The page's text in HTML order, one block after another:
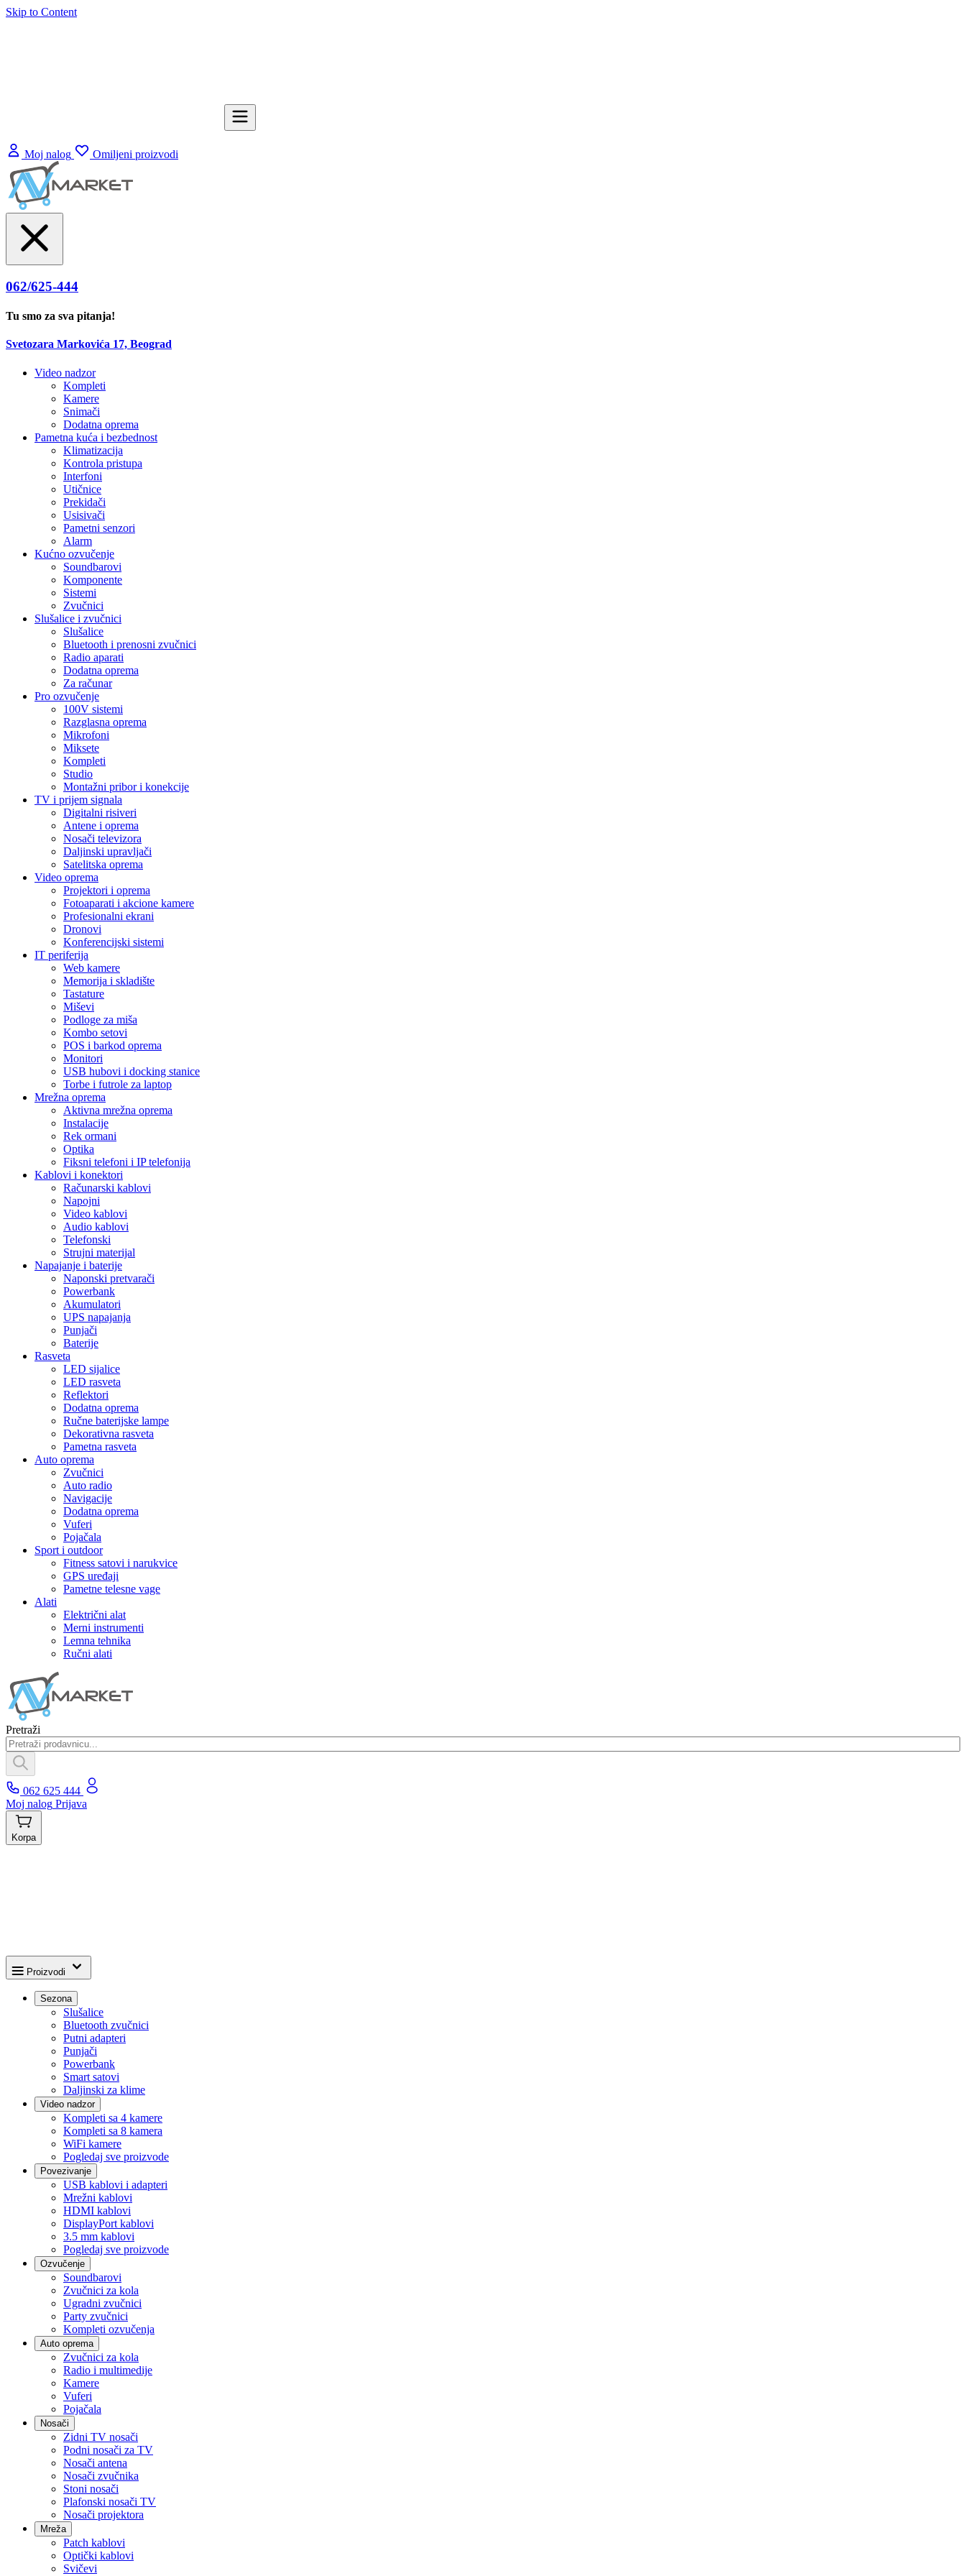
Skip to Content
Moj nalog Omiljeni proizvodi
062/625-444
Tu smo za sva pitanja!
Svetozara Markovića 17, Beograd
Video nadzor
Kompleti
Kamere
Snimači
Dodatna oprema
Pametna kuća i bezbednost
Klimatizacija
Kontrola pristupa
Interfoni
Utičnice
Prekidači
Usisivači
Pametni senzori
Alarm
Kućno ozvučenje
Soundbarovi
Komponente
Sistemi
Zvučnici
Slušalice i zvučnici
Slušalice
Bluetooth i prenosni zvučnici
Radio aparati
Dodatna oprema
Za računar
Pro ozvučenje
100V sistemi
Razglasna oprema
Mikrofoni
Miksete
Kompleti
Studio
Montažni pribor i konekcije
TV i prijem signala
Digitalni risiveri
Antene i oprema
Nosači televizora
Daljinski upravljači
Satelitska oprema
Video oprema
Projektori i oprema
Fotoaparati i akcione kamere
Profesionalni ekrani
Dronovi
Konferencijski sistemi
IT periferija
Web kamere
Memorija i skladište
Tastature
Miševi
Podloge za miša
Kombo setovi
POS i barkod oprema
Monitori
USB hubovi i docking stanice
Torbe i futrole za laptop
Mrežna oprema
Aktivna mrežna oprema
Instalacije
Rek ormani
Optika
Fiksni telefoni i IP telefonija
Kablovi i konektori
Računarski kablovi
Napojni
Video kablovi
Audio kablovi
Telefonski
Strujni materijal
Napajanje i baterije
Naponski pretvarači
Powerbank
Akumulatori
UPS napajanja
Punjači
Baterije
Rasveta
LED sijalice
LED rasveta
Reflektori
Dodatna oprema
Ručne baterijske lampe
Dekorativna rasveta
Pametna rasveta
Auto oprema
Zvučnici
Auto radio
Navigacije
Dodatna oprema
Vuferi
Pojačala
Sport i outdoor
Fitness satovi i narukvice
GPS uređaji
Pametne telesne vage
Alati
Električni alat
Merni instrumenti
Lemna tehnika
Ručni alati
Pretraži
062 625 444
Moj nalog Prijava
Korpa
Proizvodi
Sezona
Slušalice
Bluetooth zvučnici
Putni adapteri
Punjači
Powerbank
Smart satovi
Daljinski za klime
Video nadzor
Kompleti sa 4 kamere
Kompleti sa 8 kamera
WiFi kamere
Pogledaj sve proizvode
Povezivanje
USB kablovi i adapteri
Mrežni kablovi
HDMI kablovi
DisplayPort kablovi
3.5 mm kablovi
Pogledaj sve proizvode
Ozvučenje
Soundbarovi
Zvučnici za kola
Ugradni zvučnici
Party zvučnici
Kompleti ozvučenja
Auto oprema
Zvučnici za kola
Radio i multimedije
Kamere
Vuferi
Pojačala
Nosači
Zidni TV nosači
Podni nosači za TV
Nosači antena
Nosači zvučnika
Stoni nosači
Plafonski nosači TV
Nosači projektora
Mreža
Patch kablovi
Optički kablovi
Svičevi